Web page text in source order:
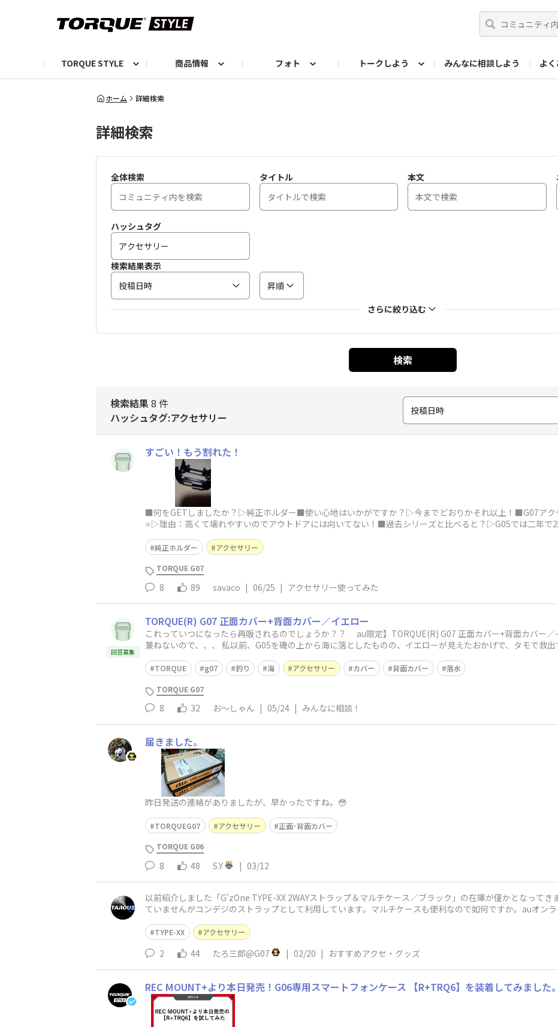
TORQUE STYLE
お知らせ TORQUIZ【投票企画】
商品情報
TORQUEニュース
フォト
TORQUEフォト
トークしよう
自己紹介しよう
みんなに相談しよう よ
編集部の日常フォト
ホーム 詳細検索
詳細検索
全体検索 タイトル 本文
ハッシュタグ
検索結果表示
投稿日時
昇順
さらに絞り込む
検索
検索結果8 件
ハッシュタグ:アクセサリー
投稿日時
すごい！もう割れた！
■何をGETしましたか？▷純正ホルダー■使い心地はいかがですか？▷今までどおりかそれ以上！■G07ア
⭐️▷理由：高くて壊れやすいのでアウトドアには向いてない！■過去シリーズと比べると？▷G05では二年で
純正ホルダー アクセサリー
TORQUE G07
8 89 savaco | 06/25 | アクセサリー使ってみた
回答募集
TORQUE(R) G07 正面カバー+背面カバー／イエロー
これっていつになったら再販されるのでしょうか？？ au限定】TORQUE(R) G07 正面カバー+背面カバー／イエロー 派手な色でないと無くし
兼ねないので、、、 私以前、G05を磯の上から海に落としたものの、イエローが見えたおかげで、タモで救出することができました。今のレッ
TORQUE g07 釣り 海 アクセサリー カバー 背面カバー 落水
TORQUE G07
8 32 お〜しゃん | 05/24 | みんなに相談！
届きました。
昨日発送の連絡がありましたが、早かったですね。😳
TORQUEG07 アクセサリー 正面･背面カバー
TORQUE G06
8 48 S.Y | 03/12
以前紹介しました「G'zOne TYPE-XX 2WAYストラップ＆マルチケース／ブラック」の在庫が僅かとなってき
ていませんがコンデジのストラップとして利用しています。マルチケースも便利なので如何ですか。auオンラ
TYPE-XX アクセサリー
2 44 たろ三郎@G07 | 02/20 | おすすめアクセ・グッズ
REC MOUNT+より本日発売！G06専用スマートフォンケース 【R+TRQ6】を装着してみました。